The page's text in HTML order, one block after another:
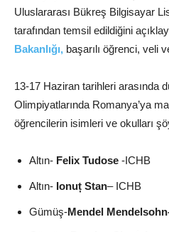
Uluslararası Bükreş Bilgisayar
tarafından temsil edildiğini
Bakanlığı, başarılı öğrenci, veli
13-17 Haziran tarihleri arasında
Olimpiyatlarında Romanya’ya
öğrencilerin isimleri ve okulları
Altın- Felix Tudose -ICHB
Altın- Ionuț Stan– ICHB
Gümüş-Mendel